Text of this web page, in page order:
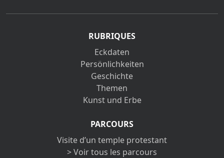
RUBRIQUES
Eckdaten
Persönlichkeiten
Geschichte
Themen
Kunst und Erbe
PARCOURS
Visite d’un temple protestant
> Voir tous les parcours